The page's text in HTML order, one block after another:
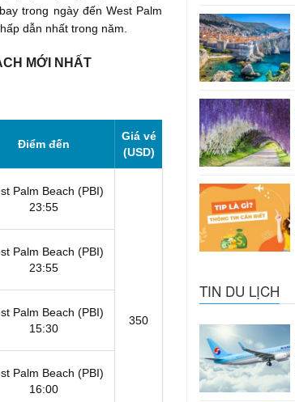
trong ngày đến West Palm
dẫn nhất trong năm.
MỚI NHẤT
Điểm đến
Giá vé
(USD)
Palm Beach (PBI)
23:55
350
Palm Beach (PBI)
23:55
Palm Beach (PBI)
15:30
Palm Beach (PBI)
16:00
TIN DU LỊCH